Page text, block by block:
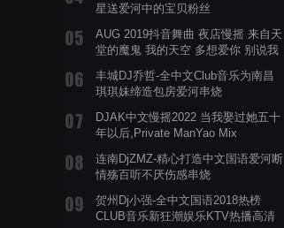
星送爱河中的宝贝粉丝
AUG 2019抖音舞曲 夜店慢摇 来自天
堂的魔鬼 我的天空 多想爱你 别说我
丰城DJ乔哲-全中文Club音乐为南昌
琪琪妹缔造包房爱河串烧
DJAK中文慢摇2022 当我娶过她五十
年以后,Private ManYao Mix
连南DjZMZ-精心打造中文国语爱河断
情殇百听不厌伤感串烧
贺州Dj小强-全中文国语2018热榜
CLUB音乐新狂潮娱乐KTV热播高清